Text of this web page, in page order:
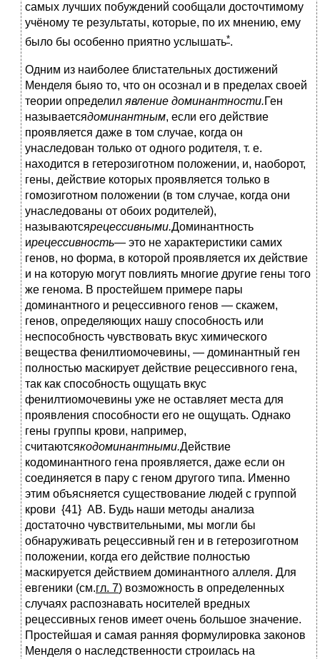
самых лучших побуждений сообщали досточтимому
учёному те результаты, которые, по их мнению, ему
было бы особенно приятно услышать*.
Одним из наиболее блистательных достижений
Менделя быяо то, что он осознал и в пределах своей
теории определил явление доминантности.Ген
называетсядоминантным, если его действие
проявляется даже в том случае, когда он
унаследован только от одного родителя, т. е.
находится в гетерозиготном положении, и, наоборот,
гены, действие которых проявляется только в
гомозиготном положении (в том случае, когда они
унаследованы от обоих родителей),
называютсярецессивными.Доминантность
ирецессивность— это не характеристики самих
генов, но форма, в которой проявляется их действие
и на которую могут повлиять многие другие гены того
же генома. В простейшем примере пары
доминантного и рецессивного генов — скажем,
генов, определяющих нашу способность или
неспособность чувствовать вкус химического
вещества фенилтиомочевины, — доминантный ген
полностью маскирует действие рецессивного гена,
так как способность ощущать вкус
фенилтиомочевины уже не оставляет места для
проявления способности его не ощущать. Однако
гены группы крови, например,
считаютсякодоминантными.Действие
кодоминантного гена проявляется, даже если он
соединяется в пару с геном другого типа. Именно
этим объясняется существование людей с группой
крови {41} АВ. Будь наши методы анализа
достаточно чувствительными, мы могли бы
обнаруживать рецессивный ген и в гетерозиготном
положении, когда его действие полностью
маскируется действием доминантного аллеля. Для
евгеники (см.гл. 7) возможность в определенных
случаях распознавать носителей вредных
рецессивных генов имеет очень большое значение.
Простейшая и самая ранняя формулировка законов
Менделя о наследственности строилась на